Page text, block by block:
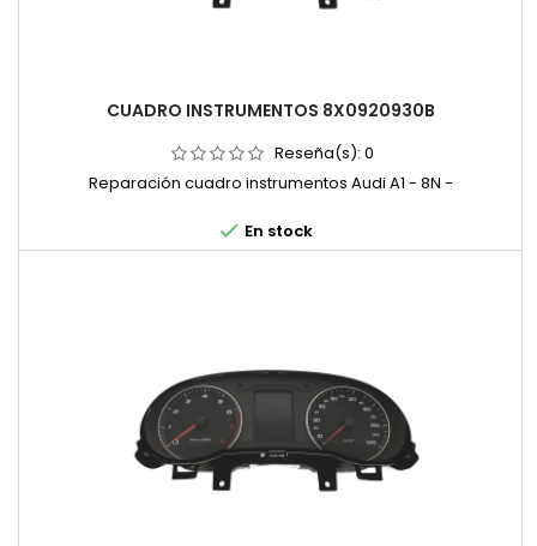
CUADRO INSTRUMENTOS 8X0920930B
Reseña(s): 0
Reparación cuadro instrumentos Audi A1 - 8N -
 En stock